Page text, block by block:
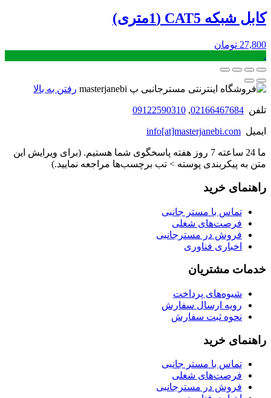
کابل شبکه CAT5 (1متری)
27,800 تومان
.
رفتن به بالا
تلفن 02166467684
,
09122590310
ایمیل info[at]masterjanebi.com
ما 24 ساعته 7 روز هفته پاسخگوی شما هستیم. (برای ویرایش این
متن به پیکربندی پوسته > تب برچسب‌ها مراجعه نمایید.)
راهنمای خرید
تماس با مستر جانبی
فرصت‌های شغلی
فروش در مسترجانبی
اخباری فناوری
خدمات مشتریان
شیوه‌های پرداخت
رویه ارسال سفارش
نحوه ثبت سفارش
راهنمای خرید
تماس با مستر جانبی
فرصت‌های شغلی
فروش در مسترجانبی